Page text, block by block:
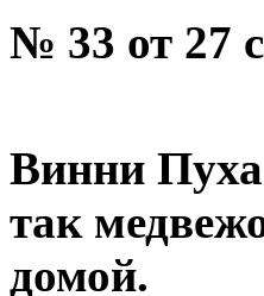
№ 33 от 27
Винни Пуха
так
домой.